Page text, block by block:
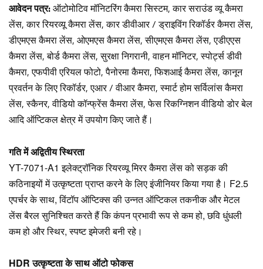
आवेदन पत्र:ऑटोमोटिव मॉनिटरिंग कैमरा सिस्टम, कार सराउंड व्यू कैमरा
लेंस, कार रियरव्यू कैमरा लेंस, कार डीवीआर / ड्राइविंग रिकॉर्डर कैमरा लेंस,
डीएमएस कैमरा लेंस, ओएमएस कैमरा लेंस, सीएमएस कैमरा लेंस, एडीएएस
कैमरा लेंस, बोर्ड कैमरा लेंस, सुरक्षा निगरानी, ​​वाहन मॉनिटर, स्पोर्ट्स डीवी
कैमरा, एफपीवी एरियल फोटो, पैनोरमा कैमरा, फिशआई कैमरा लेंस, कानून
प्रवर्तन के लिए रिकॉर्डर, एआर / वीआर कैमरा, स्मार्ट होम सर्विलांस कैमरा
लेंस, स्कैनर, वीडियो कॉन्फ्रेंस कैमरा लेंस, फेस रिकग्निशन वीडियो डोर बेल
आदि ऑप्टिकल क्षेत्र में उपयोग किए जाते हैं।
गति में अद्वितीय स्थिरता
YT-7071-A1 इलेक्ट्रॉनिक रियरव्यू मिरर कैमरा लेंस को सड़क की
कठिनाइयों में उत्कृष्टता प्राप्त करने के लिए इंजीनियर किया गया है। F2.5
एपर्चर के साथ, विंटॉप ऑप्टिक्स की उन्नत ऑप्टिकल तकनीक और मेटल
लेंस बैरल सुनिश्चित करते हैं कि कंपन प्रभावी रूप से कम हो, छवि धुंधली
कम हो और स्थिर, स्पष्ट इमेजरी बनी रहे।
HDR उत्कृष्टता के साथ ऑटो फोकस